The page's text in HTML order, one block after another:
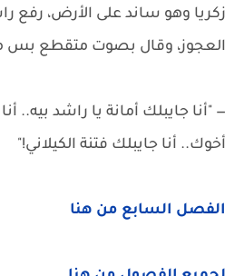
زكريا وهو ساند على الأرض، رفع
العجوز، وقال بصوت متقطع بس
— "أنا جايبلك أمانة يا راشد بيه..
أخوك.. أنا جايبلك فتنة الكيلاني!"
الفصل السابع من هنا